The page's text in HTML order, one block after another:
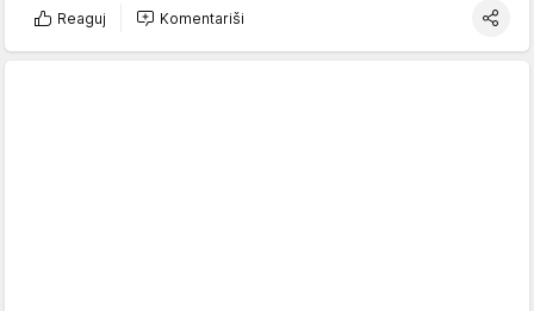
Reaguj Komentariši